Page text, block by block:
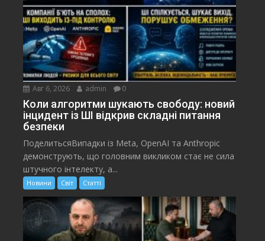
Авг 6, 2026 admin 0
Коли алгоритми шукають свободу: новий
інцидент із ШІ відкрив складні питання
безпеки
ПоделитьсяВипадки із Meta, OpenAI та Anthropic
демонструють, що головним викликом стає не сила
штучного інтелекту, а...
Новини Світ Статті